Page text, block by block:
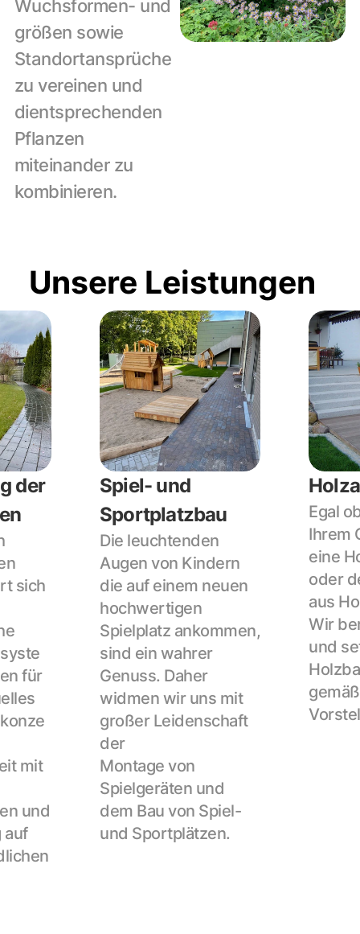
Wuchsformen- und
größen sowie
Standortansprüche
zu vereinen und
dientsprechenden
Pflanzen
miteinander zu
kombinieren.
Unsere Leistungen
der
sich
für
mit
und
auf
Spiel- und
Sportplatzbau
Die leuchtenden
Augen von Kindern
die auf einem neuen
hochwertigen
Spielplatz ankommen,
sind ein wahrer
Genuss. Daher
widmen wir uns mit
großer Leidenschaft
der
Montage von
Spielgeräten und
dem Bau von Spiel-
und Sportplätzen.
Egal
Ihrem
eine
oder
aus
Wir
und